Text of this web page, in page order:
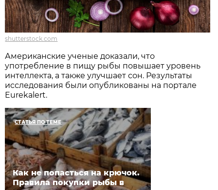
shutterstock.com
Американские ученые доказали, что
употребление в пищу рыбы повышает уровень
интеллекта, а также улучшает сон. Результаты
исследования были опубликованы на портале
Eurekalert.
СТАТЬЯ ПО ТЕМЕ
Как не попасться на крючок.
Правила покупки рыбы в